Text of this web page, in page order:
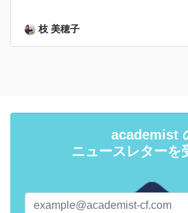
枝 美穂子
academist
ニュースレターを